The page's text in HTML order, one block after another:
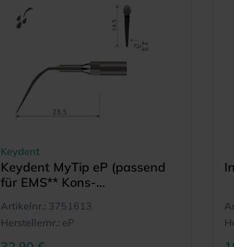
Keydent
Keydent MyTip eP (passend
für EMS** Kons-
Artikelnr.: 3751613
Herstellernr.: eP